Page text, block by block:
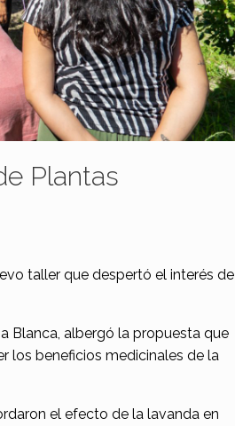
Plantas
taller que despertó el interés de
Blanca, albergó la propuesta que
los beneficios medicinales de la
el efecto de la lavanda en